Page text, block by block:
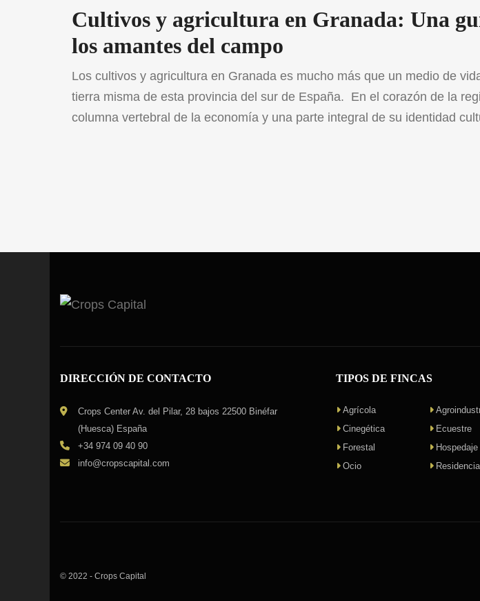
Cultivos y agricultura en Granada: Una
los amantes del campo
Los cultivos y agricultura en Granada es mucho más que un medio de
tierra misma de esta provincia del sur de España. En el corazón de la
columna vertebral de la economía y una parte integral de su identidad
DIRECCIÓN DE CONTACTO
Crops Center Av. del Pilar, 28 bajos 22500 Binéfar
(Huesca) España
+34 974 09 40 90
info@cropscapital.com
TIPOS DE FINCAS
Agrícola
Cinegética
Ecuestre
Forestal
Hospedaje
Ocio
© 2022 - Crops Capital